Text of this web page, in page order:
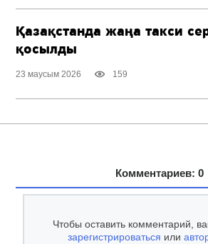
Қазақстанда жаңа такси
қосылды
23 маусым 2026 159
Комментариев: 0
Чтобы оставить комментарий,
зарегистрироваться или